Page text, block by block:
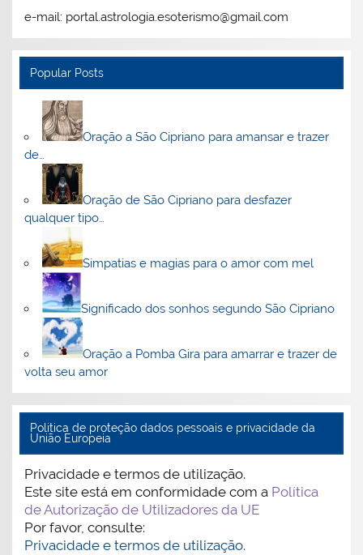
e-mail: portal.astrologia.esoterismo@gmail.com
Popular Posts
Oração a São Cipriano para amansar e trazer
de…
Oração de São Cipriano para desfazer
qualquer tipo…
Simpatias e magias para o amor com mel
Significado dos sonhos segundo São Cipriano
Oração a Pomba Gira para amarrar e trazer de
volta seu amor
Politica de proteção dados pessoais e privacidade da
União Europeia
Privacidade e termos de utilização.
Este site está em conformidade com a Política
de Autorização de Utilizadores da UE
Por favor, consulte:
Privacidade e termos de utilização.